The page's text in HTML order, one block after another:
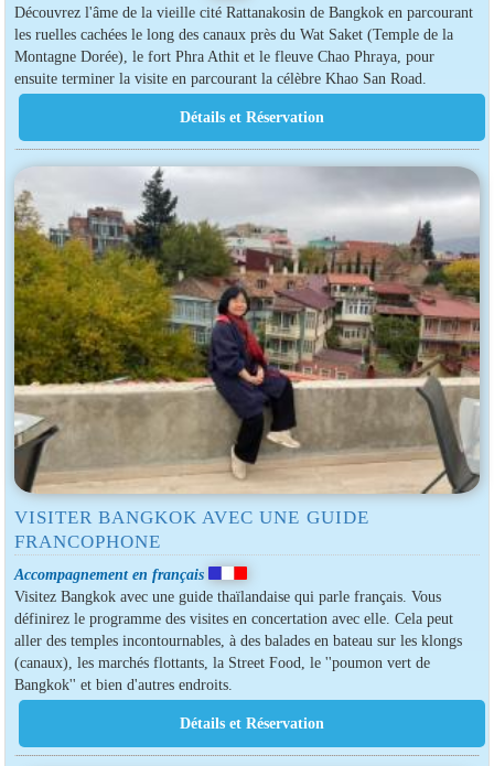
Découvrez l'âme de la vieille cité Rattanakosin de Bangkok en parcourant
les ruelles cachées le long des canaux près du Wat Saket (Temple de la
Montagne Dorée), le fort Phra Athit et le fleuve Chao Phraya, pour
ensuite terminer la visite en parcourant la célèbre Khao San Road.
VISITER BANGKOK AVEC UNE GUIDE
FRANCOPHONE
Accompagnement en français
Visitez Bangkok avec une guide thaïlandaise qui parle français. Vous
définirez le programme des visites en concertation avec elle. Cela peut
aller des temples incontournables, à des balades en bateau sur les klongs
(canaux), les marchés flottants, la Street Food, le ''poumon vert de
Bangkok'' et bien d'autres endroits.